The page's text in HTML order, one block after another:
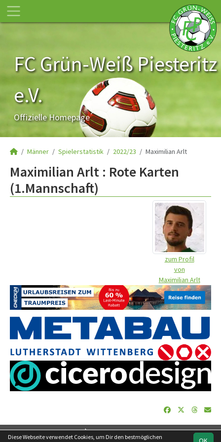
FC Grün-Weiß Piesteritz
e.V.
Offizielle Homepage
Männer Spielerstatistik 2022/23 Maximilian Arlt
Maximilian Arlt : Rote Karten
(1.Mannschaft)
zum Profil
von
Maximilian Arlt
soccero.de
Diese Webseite verwendet Cookies, um Dir den bestmöglichen